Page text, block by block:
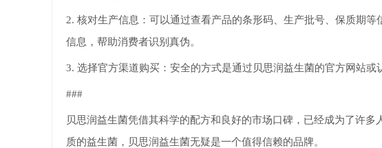
2. 核对生产信息：可以通过查看产品的条形码、生产批号、保质期
信息，帮助消费者识别真伪。
3. 选择官方渠道购买：安全的方式是通过贝思润益生菌的官方网站或
###
贝思润益生菌凭借其科学的配方和良好的市场口碑，已经成为了许
质的益生菌，贝思润益生菌无疑是一个值得信赖的品牌。